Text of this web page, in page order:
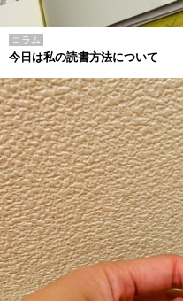
コラム
今日は私の読書方法について